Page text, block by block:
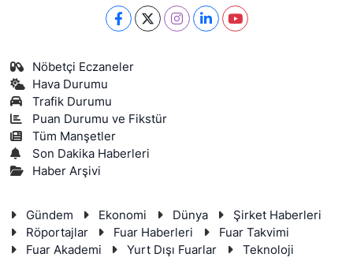
Nöbetçi Eczaneler
Hava Durumu
Trafik Durumu
Puan Durumu ve Fikstür
Tüm Manşetler
Son Dakika Haberleri
Haber Arşivi
Gündem Ekonomi Dünya
Şirket Haberleri
Röportajlar
Fuar Haberleri
Fuar Takvimi
Fuar Akademi
Yurt Dışı Fuarlar
Teknoloji